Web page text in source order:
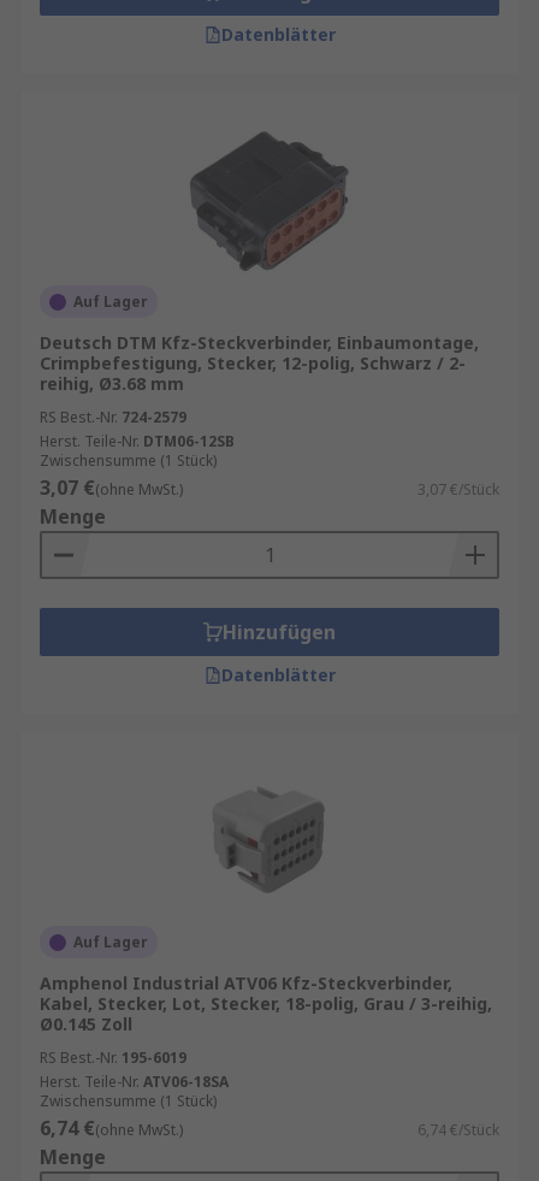
Datenblätter
Auf Lager
Deutsch DTM Kfz-Steckverbinder, Einbaumontage,
Crimpbefestigung, Stecker, 12-polig, Schwarz / 2-
reihig, Ø3.68 mm
RS Best.-Nr. 724-2579
Herst. Teile-Nr. DTM06-12SB
Zwischensumme (1 Stück)
3,07 €(ohne MwSt.) 3,07 €/Stück
Menge
Hinzufügen
Datenblätter
Auf Lager
Amphenol Industrial ATV06 Kfz-Steckverbinder,
Kabel, Stecker, Lot, Stecker, 18-polig, Grau / 3-reihig,
Ø0.145 Zoll
RS Best.-Nr. 195-6019
Herst. Teile-Nr. ATV06-18SA
Zwischensumme (1 Stück)
6,74 €(ohne MwSt.) 6,74 €/Stück
Menge